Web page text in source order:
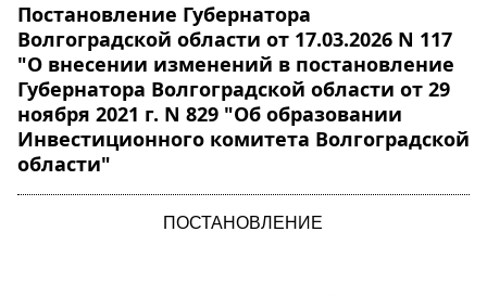
Постановление Губернатора
Волгоградской области от 17.03.2026 N 117
"О внесении изменений в постановление
Губернатора Волгоградской области от 29
ноября 2021 г. N 829 "Об образовании
Инвестиционного комитета Волгоградской
области"
ПОСТАНОВЛЕНИЕ